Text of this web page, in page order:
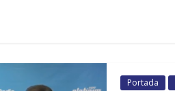
Portada